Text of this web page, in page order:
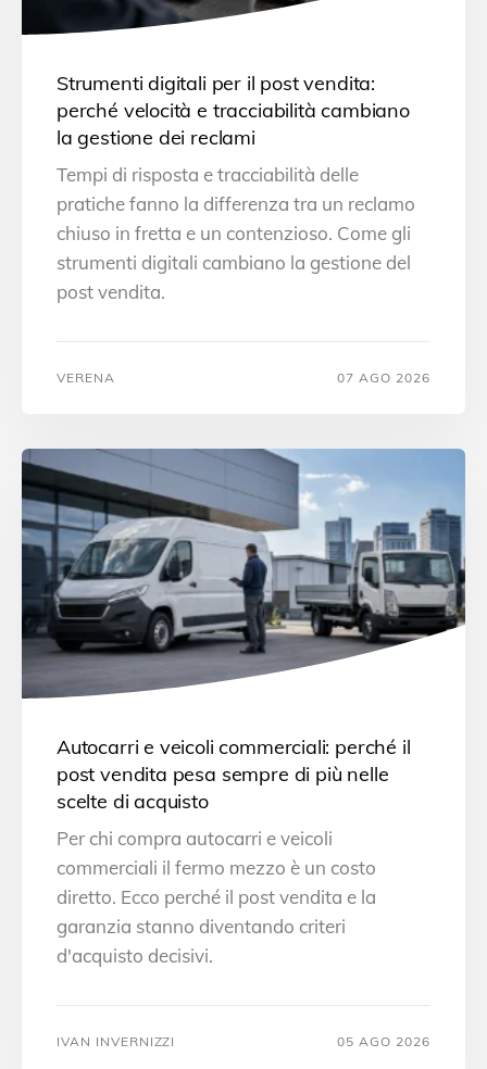
Strumenti digitali per il post vendita:
perché velocità e tracciabilità cambiano
la gestione dei reclami
Tempi di risposta e tracciabilità delle
pratiche fanno la differenza tra un reclamo
chiuso in fretta e un contenzioso. Come gli
strumenti digitali cambiano la gestione del
post vendita.
VERENA 07 AGO 2026
Autocarri e veicoli commerciali: perché il
post vendita pesa sempre di più nelle
scelte di acquisto
Per chi compra autocarri e veicoli
commerciali il fermo mezzo è un costo
diretto. Ecco perché il post vendita e la
garanzia stanno diventando criteri
d'acquisto decisivi.
IVAN INVERNIZZI 05 AGO 2026